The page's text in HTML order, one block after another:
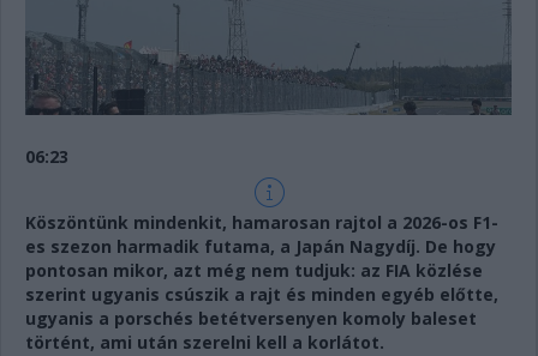
06:23
Köszöntünk mindenkit, hamarosan rajtol a 2026-os F1-
es szezon harmadik futama, a Japán Nagydíj. De hogy
pontosan mikor, azt még nem tudjuk: az FIA közlése
szerint ugyanis csúszik a rajt és minden egyéb előtte,
ugyanis a porschés betétversenyen komoly baleset
történt, ami után szerelni kell a korlátot.